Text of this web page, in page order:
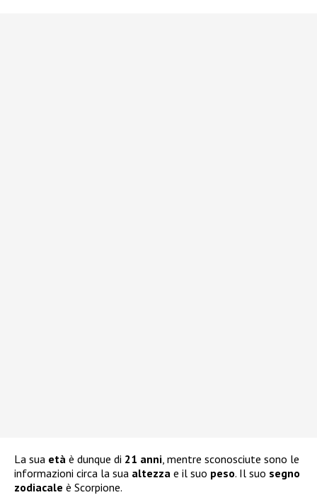
La sua età è dunque di 21 anni , mentre sconosciute sono le
informazioni circa la sua altezza e il suo peso. Il suo segno
zodiacale è Scorpione.